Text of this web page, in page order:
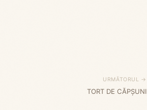
URMĂTORUL →
TORT DE CĂPȘUNI